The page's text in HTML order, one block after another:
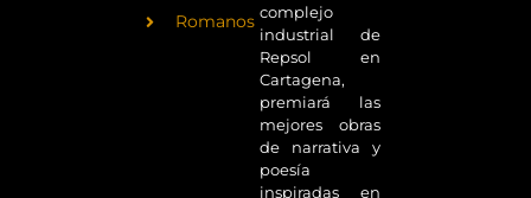
Romanos complejo
industrial de
Repsol en
Cartagena,
premiará las
mejores obras
de narrativa y
poesía
inspiradas en